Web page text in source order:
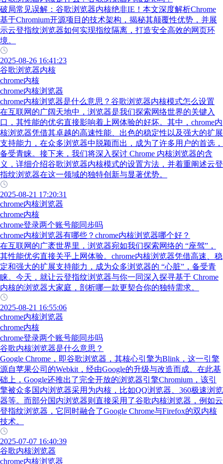
破局常见误解：谷歌浏览器内核绝非IE！本文深度解析Chrome
基于Chromium开源项目的技术架构，揭秘其颠覆性优势，并展
示云登指纹浏览器如何实现指纹隔离，打造安全高效的网页环
境。
2025-08-26 16:41:23
谷歌浏览器内核
chrome内核
chrome内核浏览器
chrome内核浏览器是什么意思？谷歌浏览器内核模式怎么设置
在互联网的广阔天地中，浏览器是我们探索网络世界的关键入
口，其性能的优劣直接影响着上网体验的好坏。其中，chrome内
核浏览器凭借其卓越的高速性能、出色的稳定性以及强大的扩展
支持能力，在众多浏览器中脱颖而出，成为了许多用户的首选，
备受青睐。接下来，我们将深入探讨 Chrome 内核浏览器的含
义，详细介绍谷歌浏览器内核模式的设置方法，并着重阐述云登
指纹浏览器在这一领域的独特创新与显著优势。
2025-08-21 17:20:31
chrome内核浏览器
chrome内核
chrome登录两个账号能同步吗
chrome内核浏览器有哪些？chrome内核浏览器哪个好？
在互联网的广袤世界里，浏览器宛如我们探索网络的 “座驾”，
其性能优劣直接关乎上网体验。chrome内核浏览器凭借高速、稳
定和强大的扩展支持能力，成为众多浏览器的 “心脏”，备受青
睐。今天，就让云登指纹浏览器与你一同深入探寻基于 Chrome
内核的浏览器大家庭，剖析哪一款更契合你的独特需求。
2025-08-21 16:55:06
chrome内核浏览器
chrome内核
chrome登录两个账号能同步吗
谷歌内核浏览器是什么意思？
Google Chrome，即谷歌浏览器，其核心引擎为Blink，这一引擎
源自苹果公司的Webkit，经由Google的升级与改造而成。在此基
础上，Google还推出了完全开放的浏览器引擎Chromium，该引
擎被众多国内浏览器采用为内核，比如QQ浏览器、360极速浏览
器等。而部分国内浏览器则直接采用了谷歌内核浏览器，例如云
登指纹浏览器，它同时融合了Google Chrome与Firefox的双内核
技术。
2025-07-07 16:40:39
谷歌内核浏览器
chrome内核浏览器